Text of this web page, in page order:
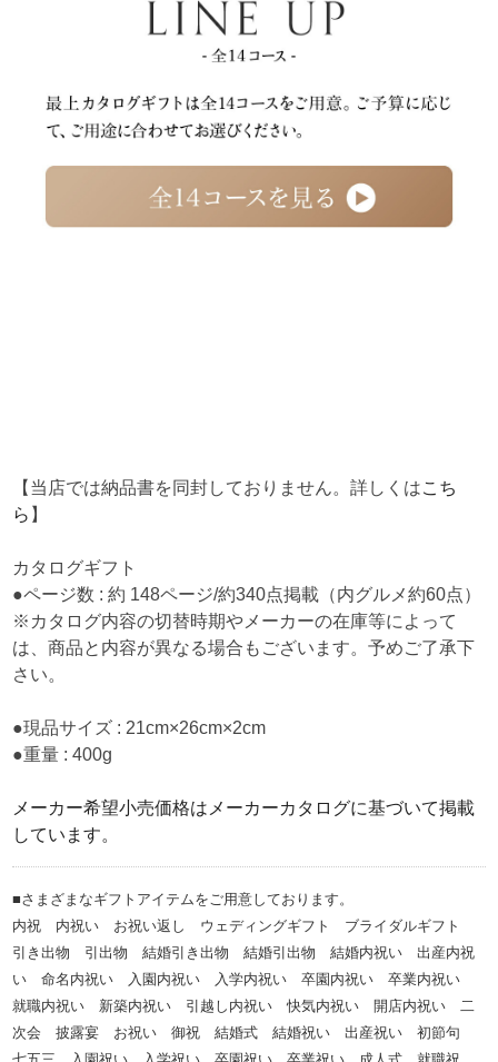
【当店では納品書を同封しておりません。詳しくはこち
ら 】
カタログギフト
●ページ数 : 約 148ページ/約340点掲載（内グルメ約60点）
※カタログ内容の切替時期やメーカーの在庫等によって
は、商品と内容が異なる場合もございます。予めご了承下
さい。
●現品サイズ : 21cm×26cm×2cm
●重量 : 400g
メーカー希望小売価格はメーカーカタログに基づいて掲載
しています。
■さまざまなギフトアイテムをご用意しております。
内祝 内祝い お祝い返し ウェディングギフト ブライダルギフト
引き出物 引出物 結婚引き出物 結婚引出物 結婚内祝い 出産内祝
い 命名内祝い 入園内祝い 入学内祝い 卒園内祝い 卒業内祝い
就職内祝い 新築内祝い 引越し内祝い 快気内祝い 開店内祝い 二
次会 披露宴 お祝い 御祝 結婚式 結婚祝い 出産祝い 初節句